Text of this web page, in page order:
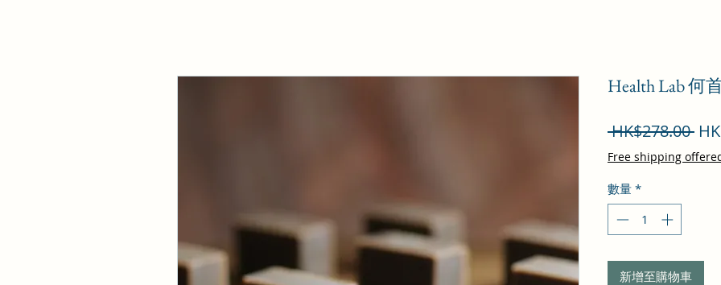
Health Lab 何
HK$278.00 一
般
Free shipping
數量 *
新增至購物車